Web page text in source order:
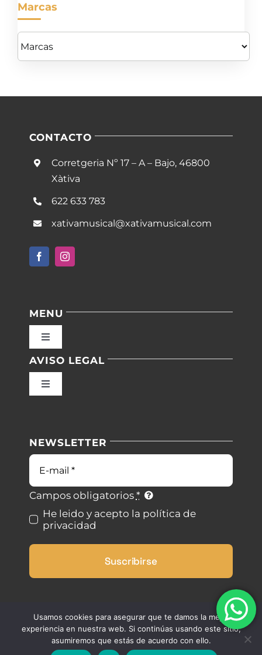
Marcas
CONTACTO
Corretgeria Nº 17 – A – Bajo, 46800
Xàtiva
622 633 783
xativamusical@xativamusical.com
MENU
Toggle
Inicio
Blog
Contacto
AVISO LEGAL
Toggle
Condiciones de uso
Ley de cookies
Desistimiento
NEWSLETTER
Correo
electrónico
Campos obligatorios *
He leido y acepto la política de
privacidad
Suscribirse
Usamos cookies para asegurar que te damos la mejor
experiencia en nuestra web. Si continúas usando este sitio,
asumiremos que estás de acuerdo con ello.